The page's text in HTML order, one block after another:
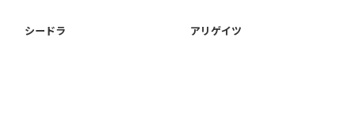
シードラ アリゲイツ